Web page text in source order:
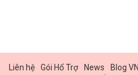
Liên hệ Gói Hổ Trợ News Blog VN